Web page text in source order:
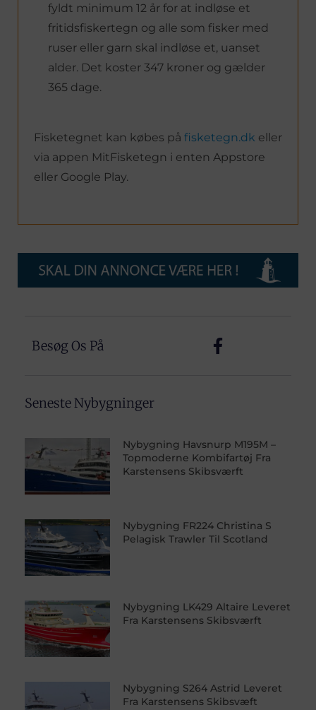
fyldt minimum 12 år for at indløse et
fritidsfiskertegn og alle som fisker med
ruser eller garn skal indløse et, uanset
alder. Det koster 347 kroner og gælder
365 dage.
Fisketegnet kan købes på fisketegn.dk eller
via appen MitFisketegn i enten Appstore
eller Google Play.
Besøg Os På
Seneste Nybygninger
Nybygning Havsnurp M195M –
Topmoderne Kombifartøj Fra
Karstensens Skibsværft
Nybygning FR224 Christina S
Pelagisk Trawler Til Scotland
Nybygning LK429 Altaire Leveret
Fra Karstensens Skibsværft
Nybygning S264 Astrid Leveret
Fra Karstensens Skibsvæft